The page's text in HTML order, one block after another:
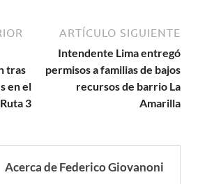
tras
en el
3
ARTÍCULO SIGUIENTE
Intendente Lima entregó
permisos a familias de bajos
recursos de barrio La
Amarilla
Acerca de Federico Giovanoni